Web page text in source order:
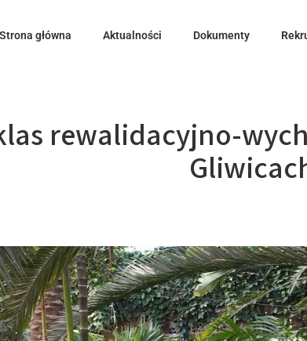
Strona główna Aktualności Dokumenty
rewalidacyjno-